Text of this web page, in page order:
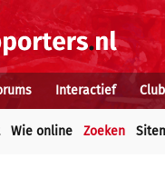
Interactief Club
Wie online Zoeken